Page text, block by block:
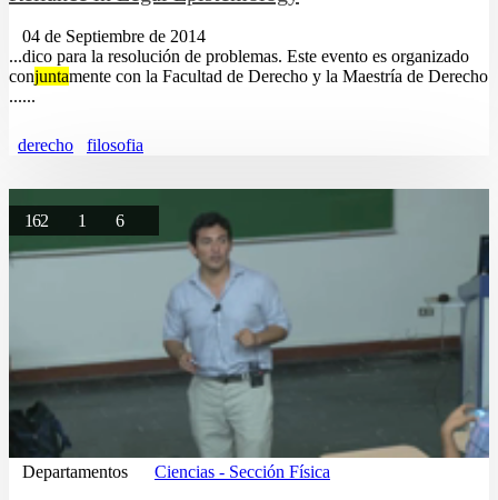
04 de Septiembre de 2014
...dico para la resolución de problemas. Este evento es organizado
conjuntamente con la Facultad de Derecho y la Maestría de Derecho
......
derecho filosofia
162 1 6
Departamentos Ciencias - Sección Física